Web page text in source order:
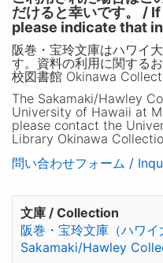
だけると幸いです。 /
please indicate that
阪巻・宝玲文庫はハワイ
す。資料の利用に関する
校図書館 Okinawa
The Sakamaki/Hawley
University of Hawaii at
please contact the
Library Okinawa
問い合わせフォーム /
文庫 / Collection
阪巻・宝玲文庫（ハワ
Sakamaki/Hawley